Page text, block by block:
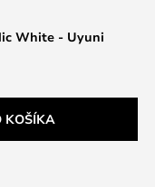
White - Uyuni
KOŠÍKA